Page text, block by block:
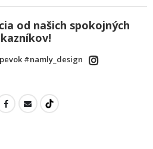
od našich spokojných
#namly_design